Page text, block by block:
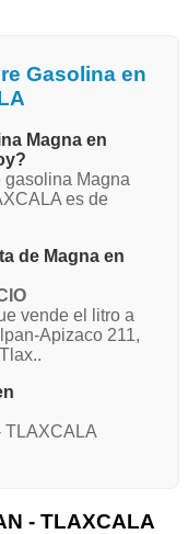
Gasolina en
Magna en
gasolina Magna
es de
de Magna en
vende el litro a
Apizaco 211,
TLAXCALA
- TLAXCALA